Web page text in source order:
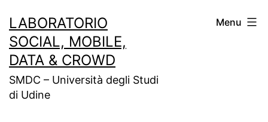
contenuto
LABORATORIO
SOCIAL, MOBILE,
DATA & CROWD
SMDC – Università degli Studi
di Udine
Menu